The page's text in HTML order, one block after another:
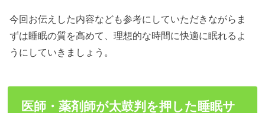
今回お伝えした内容なども参考にしていただきながらま
ずは睡眠の質を高めて、理想的な時間に快適に眠れるよ
うにしていきましょう。
医師・薬剤師が太鼓判を押した睡眠サ